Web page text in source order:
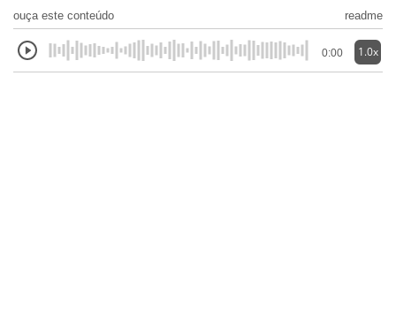
ouça este conteúdo readme
0:00 1.0x